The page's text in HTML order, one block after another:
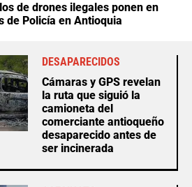
de drones ilegales ponen en
de Policía en Antioquia
DESAPARECIDOS
Cámaras y GPS revelan
la ruta que siguió la
camioneta del
comerciante antioqueño
desaparecido antes de
ser incinerada